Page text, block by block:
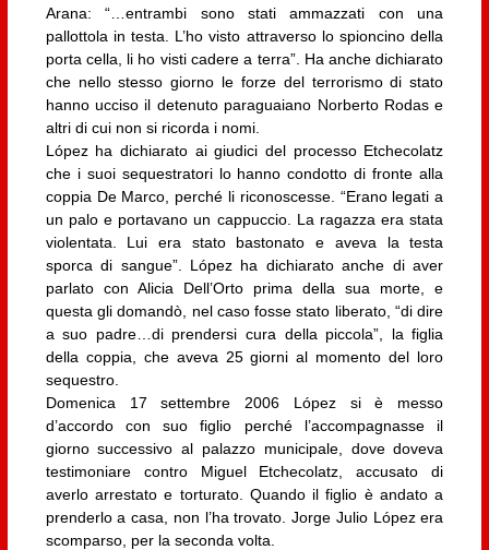
Arana: “…entrambi sono stati ammazzati con una
pallottola in testa. L’ho visto attraverso lo spioncino della
porta cella, li ho visti cadere a terra”. Ha anche dichiarato
che nello stesso giorno le forze del terrorismo di stato
hanno ucciso il detenuto paraguaiano Norberto Rodas e
altri di cui non si ricorda i nomi.
López ha dichiarato ai giudici del processo Etchecolatz
che i suoi sequestratori lo hanno condotto di fronte alla
coppia De Marco, perché li riconoscesse. “Erano legati a
un palo e portavano un cappuccio. La ragazza era stata
violentata. Lui era stato bastonato e aveva la testa
sporca di sangue”. López ha dichiarato anche di aver
parlato con Alicia Dell’Orto prima della sua morte, e
questa gli domandò, nel caso fosse stato liberato, “di dire
a suo padre…di prendersi cura della piccola”, la figlia
della coppia, che aveva 25 giorni al momento del loro
sequestro.
Domenica 17 settembre 2006 López si è messo
d’accordo con suo figlio perché l’accompagnasse il
giorno successivo al palazzo municipale, dove doveva
testimoniare contro Miguel Etchecolatz, accusato di
averlo arrestato e torturato. Quando il figlio è andato a
prenderlo a casa, non l’ha trovato. Jorge Julio López era
scomparso, per la seconda volta.